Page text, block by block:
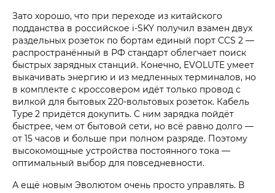
Зато хорошо, что при переходе из китайского
подданства в российское i‑SKY получил взамен двух
раздельных розеток по бортам единый порт CCS 2 —
распространённый в РФ стандарт облегчает поиск
быстрых зарядных станций. Конечно, EVOLUTE умеет
выкачивать энергию и из медленных терминалов, но
в комплекте с кроссовером идёт только провод с
вилкой для бытовых 220-вольтовых розеток. Кабель
Type 2 придётся докупить. С ним зарядка пойдёт
быстрее, чем от бытовой сети, но всё равно долго —
от 15 часов и больше при полном разряде. Поэтому
высокомощные устройства постоянного тока —
оптимальный выбор для повседневности.
А ещё новым Эволютом очень просто управлять. В